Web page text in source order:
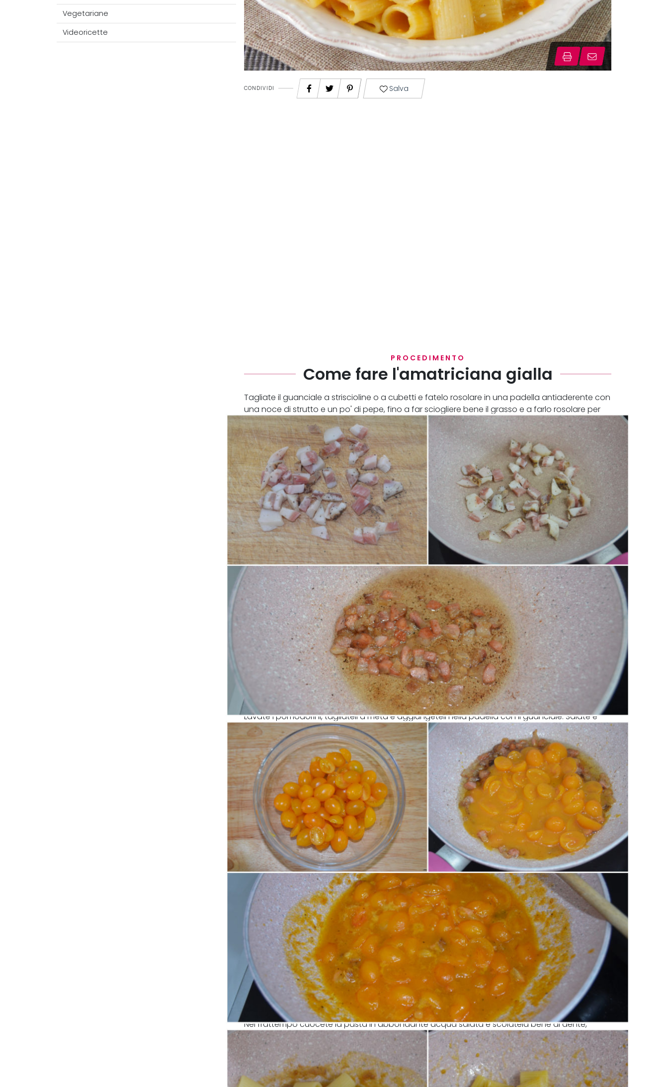
Vegetariane
Videoricette
CONDIVIDI Salva
PROCEDIMENTO
Come fare l'amatriciana gialla
Tagliate il guanciale a striscioline o a cubetti e fatelo rosolare in una padella antiaderente con
una noce di strutto e un po' di pepe, fino a far sciogliere bene il grasso e a farlo rosolare per
bene.
Lavate i pomodorini, tagliateli a metà e aggiungeteli nella padella con il guanciale. Salate e
continuate la cottura per 5-10 minuti.
Nel frattempo cuocete la pasta in abbondante acqua salata e scolatela bene al dente,
quindi unitela al sugo e mantecate con il pecorino.